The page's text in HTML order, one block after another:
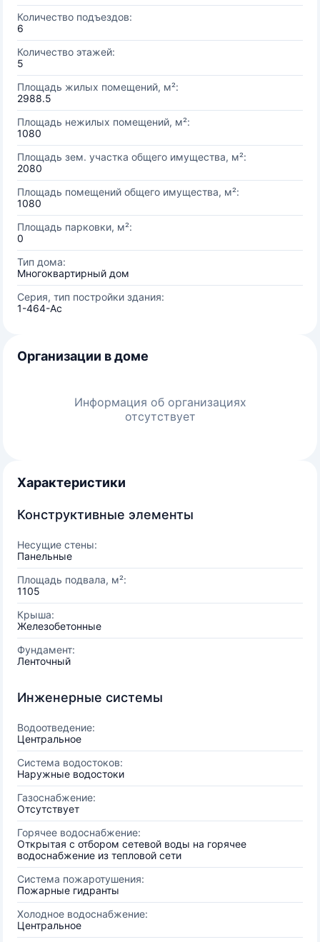
Количество подъездов:
6
Количество этажей:
5
Площадь жилых помещений, м²:
2988.5
Площадь нежилых помещений, м²:
1080
Площадь зем. участка общего имущества, м²:
2080
Площадь помещений общего имущества, м²:
1080
Площадь парковки, м²:
0
Тип дома:
Многоквартирный дом
Серия, тип постройки здания:
1-464-Ас
Организации в доме
Информация об организациях
отсутствует
Характеристики
Конструктивные элементы
Несущие стены:
Панельные
Площадь подвала, м²:
1105
Крыша:
Железобетонные
Фундамент:
Ленточный
Инженерные системы
Водоотведение:
Центральное
Система водостоков:
Наружные водостоки
Газоснабжение:
Отсутствует
Горячее водоснабжение:
Открытая с отбором сетевой воды на горячее
водоснабжение из тепловой сети
Система пожаротушения:
Пожарные гидранты
Холодное водоснабжение:
Центральное